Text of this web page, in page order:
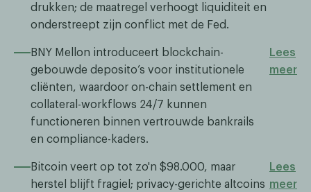
drukken; de maatregel verhoogt liquiditeit en
onderstreept zijn conflict met de Fed.
BNY Mellon introduceert blockchain-
gebouwde deposito’s voor institutionele
cliënten, waardoor on-chain settlement en
collateral-workflows 24/7 kunnen
functioneren binnen vertrouwde bankrails
en compliance-kaders.
Lees
meer
Bitcoin veert op tot zo'n $98.000, maar
herstel blijft fragiel; privacy-gerichte altcoins
Lees
meer